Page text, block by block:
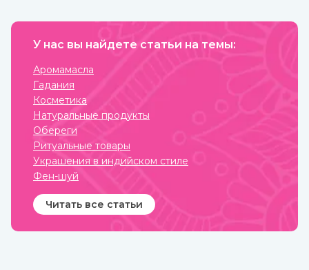
достались яркие брови, но
средства можно не только
И это хна, которую можно
приобрести в интернет-
магазине ИндоКитай.
одежду, предметы
архитектуру жилищ. Таким
У нас вы найдете статьи на темы:
Аромамасла
Гадания
Косметика
Натуральные продукты
Обереги
Ритуальные товары
Украшения в индийском стиле
Фен-шуй
Читать все статьи